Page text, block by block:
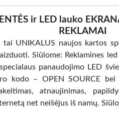
ir LED lauko
REKLAMAI
tai UNIKALUS naujos kartos
Siūlome: Reklamines
panaudojimo LED
kodo – OPEN SOURCE
atnaujinimas,
net neišėjus iš namų.